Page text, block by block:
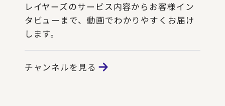
レイヤーズのサービス内容からお客様イン
タビューまで、動画でわかりやすくお届け
します。
チャンネルを見る